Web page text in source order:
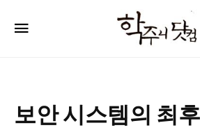
주
컴
보안 시스템의 최